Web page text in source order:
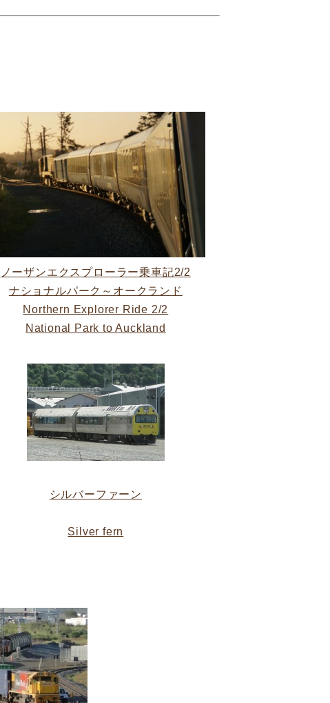
ノーザンエクスプローラー乗車記2/2
ナショナルパーク～オークランド
Northern Explorer Ride 2/2
National Park to Auckland
シルバーファーン
Silver fern